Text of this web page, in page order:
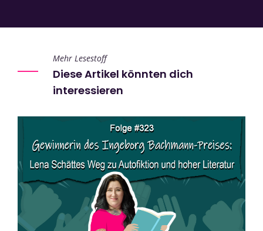
Mehr Lesestoff
Diese Artikel könnten dich
interessieren